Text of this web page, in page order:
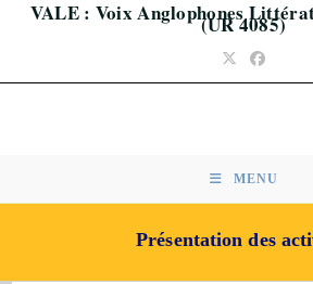
VALE : Voix Anglophones
(UR 4085)
MENU
Présentation des